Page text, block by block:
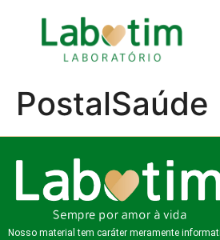
PostalSaúde
Nosso material tem caráter meramente